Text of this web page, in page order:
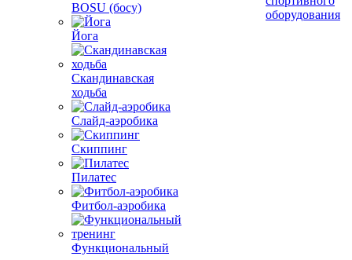
BOSU (босу)
Йога
Скандинавская
ходьба
Слайд-аэробика
Скиппинг
Пилатес
Фитбол-аэробика
Функциональный
оборудования